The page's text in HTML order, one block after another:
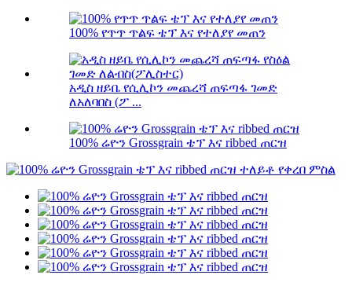
100% የጥጥ ጥልፍ ቴፕ እና የተለያየ መጠን
አዲስ ዘይቤ የሲሊኮን መጨረሻ ጠፍጣፋ ገመድ
ለአለባበስ (ፖ ...
100% ሬዮን Grossgrain ቴፕ እና ribbed ጠርዝ